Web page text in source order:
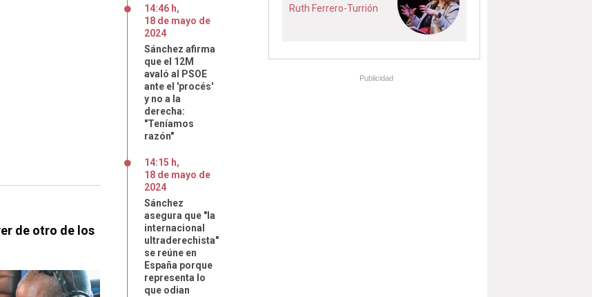
de otro de los
14:46 h,
18 de mayo de
2024
Sánchez afirma
que el 12M
avaló al PSOE
ante el 'procés'
y no a la
derecha:
"Teníamos
razón"
14:15 h,
18 de mayo de
2024
Sánchez
asegura que "la
internacional
ultraderechista"
se reúne en
España porque
representa lo
que odian
Ruth Ferrero-Turrión
Publicidad